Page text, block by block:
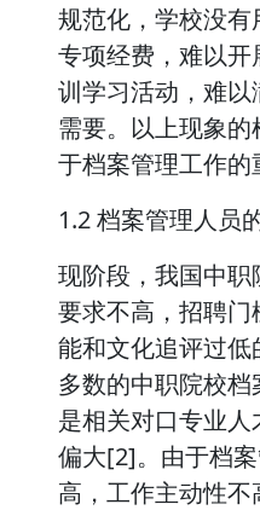
规范化，学校没
专项经费，难以
训学习活动，难
需要。以上现象
于档案管理工作的
1.2 档案管理人员
现阶段，我国中
要求不高，招聘
能和文化追评过
多数的中职院校
是相关对口专业
偏大[2]。由于档
高，工作主动性